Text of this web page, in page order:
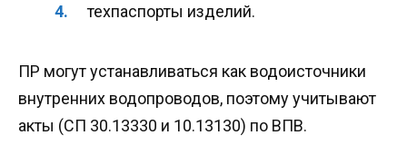
техпаспорты изделий.
ПР могут устанавливаться как водоисточники
внутренних водопроводов, поэтому учитывают
акты (СП 30.13330 и 10.13130) по ВПВ.